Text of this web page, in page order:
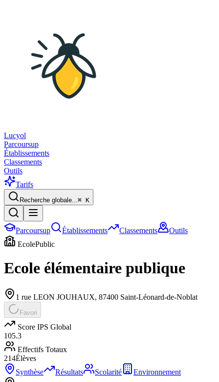
Lucyol
Parcoursup
Établissements
Classements
Outils
Tarifs
Recherche globale...⌘ K
Parcoursup Établissements Classements
Outils
EcolePublic
Ecole élémentaire publique
1 rue LEON JOUHAUX, 87400 Saint-Léonard-de-Noblat
Favori
Score IPS Global
105.3
Effectifs Totaux
214Élèves
Synthèse
Résultats Scolarité Environnement